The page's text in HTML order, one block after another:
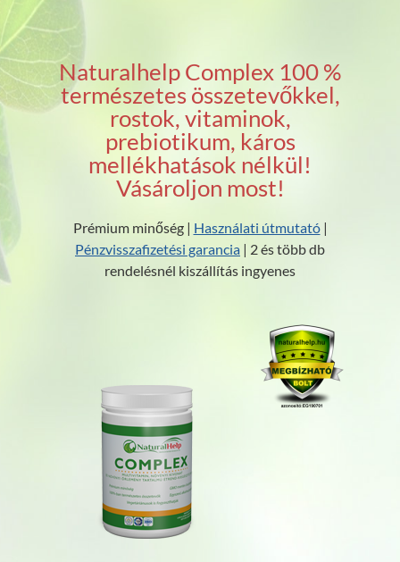
Naturalhelp Complex 100 %
természetes összetevőkkel,
rostok, vitaminok,
prebiotikum, káros
mellékhatások nélkül!
Vásároljon most!
Prémium minőség | Használati útmutató|
Pénzvisszafizetési garancia | 2 és több db
rendelésnél kiszállítás ingyenes